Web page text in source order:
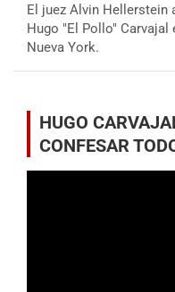
El juez Alvin Hellerstein
Hugo "El Pollo"
Nueva York.
HUGO
CONFESAR